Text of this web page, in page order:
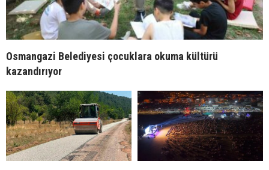
Osmangazi Belediyesi çocuklara okuma kültürü
kazandırıyor